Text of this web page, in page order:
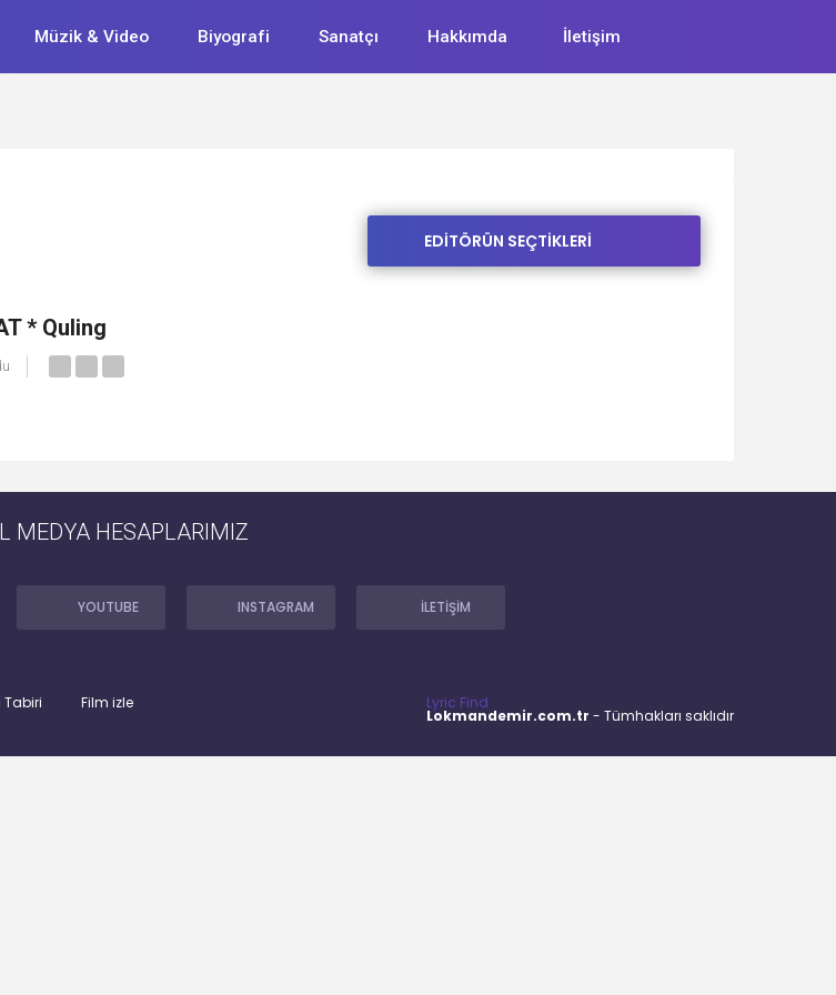
Müzik & Video Biyografi Sanatçı Hakkımda İletişim
* Quling
EDİTÖRÜN SEÇTİKLERİ
MEDYA HESAPLARIMIZ
YOUTUBE INSTAGRAM İLETİŞİM
Tabiri Film izle Lyric Find
Lokmandemir.com.tr - Tümhakları saklıdır